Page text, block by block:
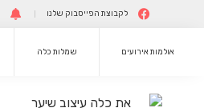
לקבוצת הפייסבוק שלנו
אולמות אירועים שמלות כלה